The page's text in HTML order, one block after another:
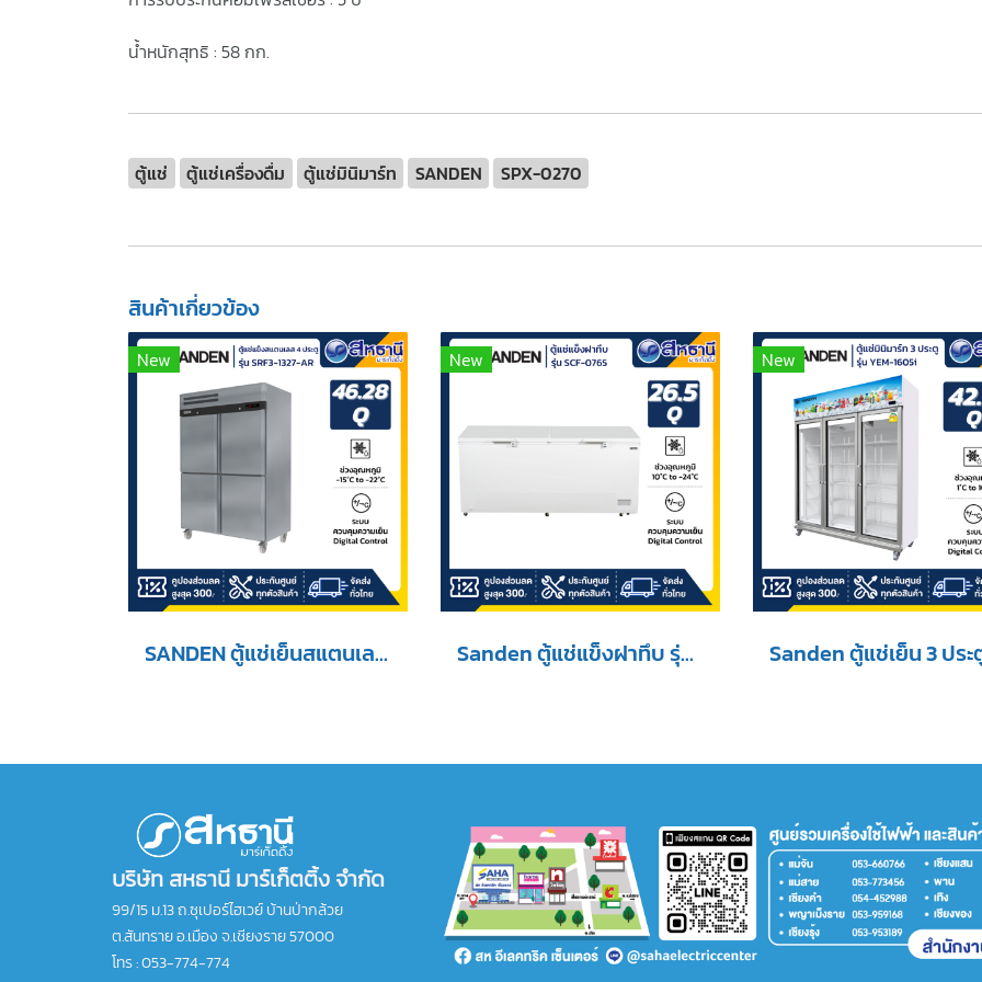
น้ำหนักสุทธิ : 58 กก.
ตู้แช่ ตู้แช่เครื่องดื่ม ตู้แช่มินิมาร์ท SANDEN SPX-0270
สินค้าเกี่ยวข้อง
New
SANDEN ตู้แช่เย็นสแตนเลส 4 ประตู แช่แข็ง รุ่น SRF3-1327-AR ขนาด 46.28 Q
New
Sanden ตู้แช่แข็งฝาทึบ รุ่น SCF-0765 ขนาด 26.5 Q
New
บริษัท สหธานี มาร์เก็ตติ้ง จำกัด
99/15 ม.13 ถ.ซุเปอร์ไฮเวย์ บ้านป่ากล้วย
ต.สันทราย อ.เมือง จ.เชียงราย 57000
โทร :053-774-774